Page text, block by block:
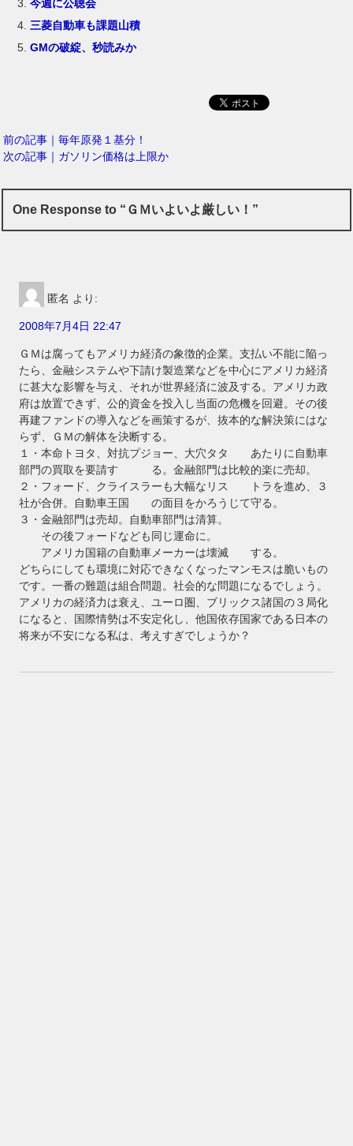
今週に公聴会
三菱自動車も課題山積
GMの破綻、秒読みか
前の記事｜毎年原発１基分！
次の記事｜ガソリン価格は上限か
One Response to “ＧＭいよいよ厳しい！”
匿名 より:
2008年7月4日 22:47
ＧＭは腐ってもアメリカ経済の象徴的企業。支払い不能に陥っ
たら、金融システムや下請け製造業などを中心にアメリカ経済
に甚大な影響を与え、それが世界経済に波及する。アメリカ政
府は放置できず、公的資金を投入し当面の危機を回避。その後
再建ファンドの導入などを画策するが、抜本的な解決策にはな
らず、ＧＭの解体を決断する。
１・本命トヨタ、対抗プジョー、大穴タタ あたりに自動車
部門の買取を要請す る。金融部門は比較的楽に売却。
２・フォード、クライスラーも大幅なリス トラを進め、３
社が合併。自動車王国 の面目をかろうじて守る。
３・金融部門は売却。自動車部門は清算。
その後フォードなども同じ運命に。
アメリカ国籍の自動車メーカーは壊滅 する。
どちらにしても環境に対応できなくなったマンモスは脆いもの
です。一番の難題は組合問題。社会的な問題になるでしょう。
アメリカの経済力は衰え、ユーロ圏、ブリックス諸国の３局化
になると、国際情勢は不安定化し、他国依存国家である日本の
将来が不安になる私は、考えすぎでしょうか？